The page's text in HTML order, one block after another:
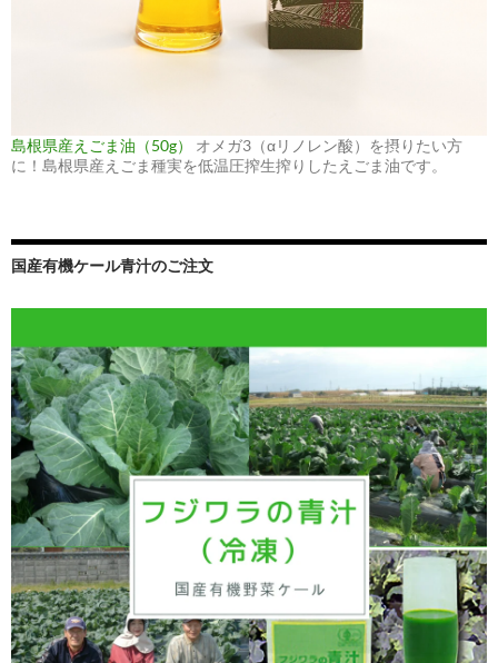
島根県産えごま油（50g）
オメガ3（αリノレン酸）を摂りたい方
に！島根県産えごま種実を低温圧搾生搾りしたえごま油です。
国産有機ケール青汁のご注文